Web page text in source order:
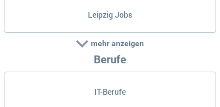
Leipzig Jobs
mehr anzeigen
Berufe
IT-Berufe